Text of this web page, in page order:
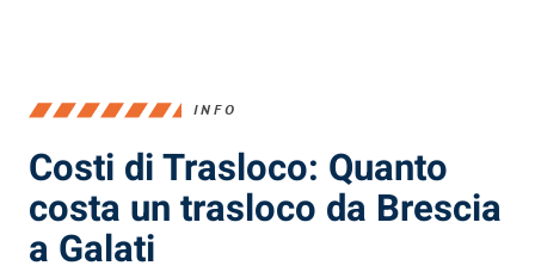
INFO
Costi di Trasloco: Quanto
costa un trasloco da Brescia
a Galati